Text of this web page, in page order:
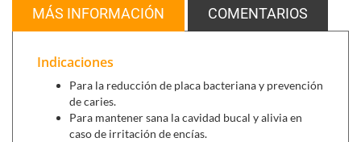
aceites esenciales. Posee propiedades curativas y
antiinflamatorias. Muy apreciada para el tratamiento
Mirra,refuerza las encias y prevenir la aparición de la
placa dental.
Hinojo,tonifica las encías y dejar el aliento limpio y
proporciona un aliento fresco de forma duradera.
MÁS INFORMACIÓN COMENTARIOS
Indicaciones
Para la reducción de placa bacteriana y prevención
de caries.
Para mantener sana la cavidad bucal y alivia en
caso de irritación de encías.